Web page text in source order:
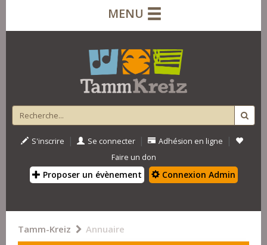
MENU
S'inscrire | Se connecter | Adhésion en ligne |
Faire un don
Proposer un évènement Connexion Admin
Tamm-Kreiz Annuaire